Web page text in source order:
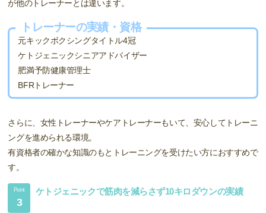
が他のトレーナーとは違います。
トレーナーの実績・資格
元キックボクシングタイトル4冠
ケトジェニックシニアアドバイザー
肥満予防健康管理士
BFRトレーナー
さらに、女性トレーナーやケアトレーナーもいて、安心してトレーニ
ングを進められる環境。
有資格者の確かな知識のもとトレーニングを受けたい方におすすめで
す。
Point
3
ケトジェニックで筋肉を減らさず10キロダウンの実績